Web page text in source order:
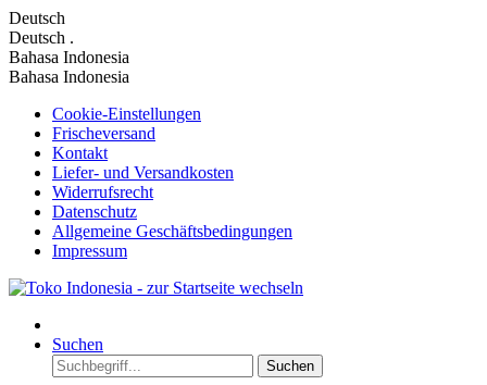
Deutsch
Deutsch .
Bahasa Indonesia
Bahasa Indonesia
Cookie-Einstellungen
Frischeversand
Kontakt
Liefer- und Versandkosten
Widerrufsrecht
Datenschutz
Allgemeine Geschäftsbedingungen
Impressum
Suchen
Suchen